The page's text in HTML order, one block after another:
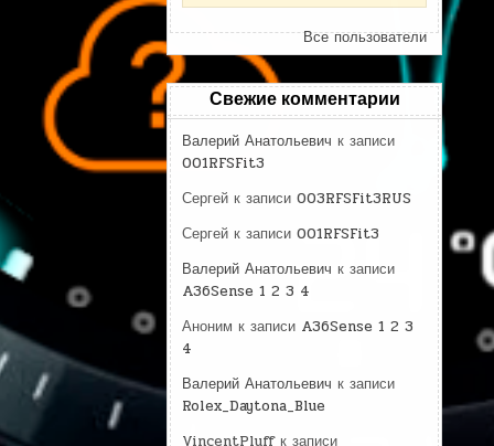
Все пользователи
Свежие комментарии
Валерий Анатольевич к записи
001RFSFit3
Сергей к записи 003RFSFit3RUS
Сергей к записи 001RFSFit3
Валерий Анатольевич к записи
A36Sense 1 2 3 4
Аноним к записи A36Sense 1 2 3
4
Валерий Анатольевич к записи
Rolex_Daytona_Blue
VincentPluffк записи